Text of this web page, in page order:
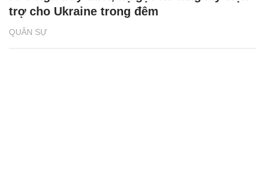
QUÂN SỰ
trợ cho Ukraine trong đêm